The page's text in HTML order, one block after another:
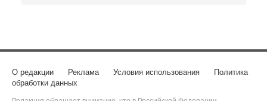
О редакции Реклама Условия использования
Политика
обработки данных